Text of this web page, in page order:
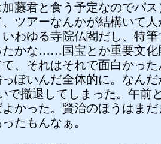
藤君と食う予定なのでパ
ツアーなんかが結構いて
わゆる寺院仏閣だし、特
たかな……国宝とか重要文化
、それはそれで面白かっ
ぽいんだ全体的に。なん
で撤退してしまった。午前
かった。賢治のほうはま
たもんなぁ。